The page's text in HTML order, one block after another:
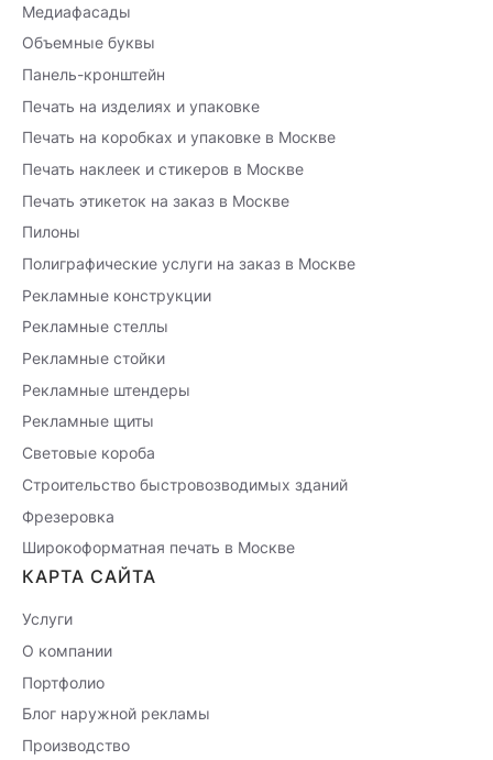
Медиафасады
Объемные буквы
Панель-кронштейн
Печать на изделиях и упаковке
Печать на коробках и упаковке в Москве
Печать наклеек и стикеров в Москве
Печать этикеток на заказ в Москве
Пилоны
Полиграфические услуги на заказ в Москве
Рекламные конструкции
Рекламные стеллы
Рекламные стойки
Рекламные штендеры
Рекламные щиты
Световые короба
Строительство быстровозводимых зданий
Фрезеровка
Широкоформатная печать в Москве
КАРТА САЙТА
Услуги
О компании
Портфолио
Блог наружной рекламы
Производство